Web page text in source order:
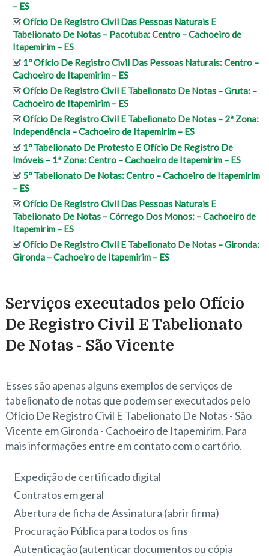
– ES
Ofício De Registro Civil Das Pessoas Naturais E
Tabelionato De Notas – Pacotuba: Centro – Cachoeiro de
Itapemirim – ES
1º Ofício De Registro Civil Das Pessoas Naturais: Centro –
Cachoeiro de Itapemirim – ES
Ofício De Registro Civil E Tabelionato De Notas – Gruta: –
Cachoeiro de Itapemirim – ES
Ofício De Registro Civil E Tabelionato De Notas – 2ª Zona:
Independência – Cachoeiro de Itapemirim – ES
1º Tabelionato De Protesto E Ofício De Registro De
Imóveis – 1ª Zona: Centro – Cachoeiro de Itapemirim – ES
5º Tabelionato De Notas: Centro – Cachoeiro de Itapemirim
– ES
Ofício De Registro Civil Das Pessoas Naturais E
Tabelionato De Notas – Córrego Dos Monos: – Cachoeiro de
Itapemirim – ES
Ofício De Registro Civil E Tabelionato De Notas – Gironda:
Gironda – Cachoeiro de Itapemirim – ES
Serviços executados pelo Ofício
De Registro Civil E Tabelionato
De Notas - São Vicente
Esses são apenas alguns exemplos de serviços de
tabelionato de notas que podem ser executados pelo
Ofício De Registro Civil E Tabelionato De Notas - São
Vicente em Gironda - Cachoeiro de Itapemirim. Para
mais informações entre em contato com o cartório.
Expedição de certificado digital
Contratos em geral
Abertura de ficha de Assinatura (abrir firma)
Procuração Pública para todos os fins
Autenticação (autenticar documentos ou cópia